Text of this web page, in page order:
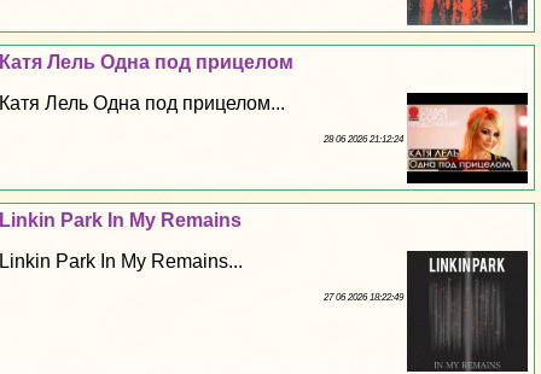
Катя Лель Одна под прицелом
Катя Лель Одна под прицелом...
28 06 2026 21:12:24
Linkin Park In My Remains
Linkin Park In My Remains...
27 06 2026 18:22:49